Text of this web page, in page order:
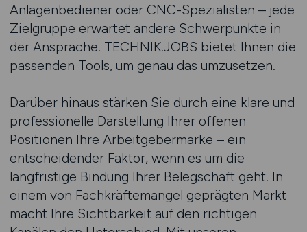
Anlagenbediener oder CNC-Spezialisten – jede
Zielgruppe erwartet andere Schwerpunkte in
der Ansprache. TECHNIK.JOBS bietet Ihnen die
passenden Tools, um genau das umzusetzen.
Darüber hinaus stärken Sie durch eine klare und
professionelle Darstellung Ihrer offenen
Positionen Ihre Arbeitgebermarke – ein
entscheidender Faktor, wenn es um die
langfristige Bindung Ihrer Belegschaft geht. In
einem von Fachkräftemangel geprägten Markt
macht Ihre Sichtbarkeit auf den richtigen